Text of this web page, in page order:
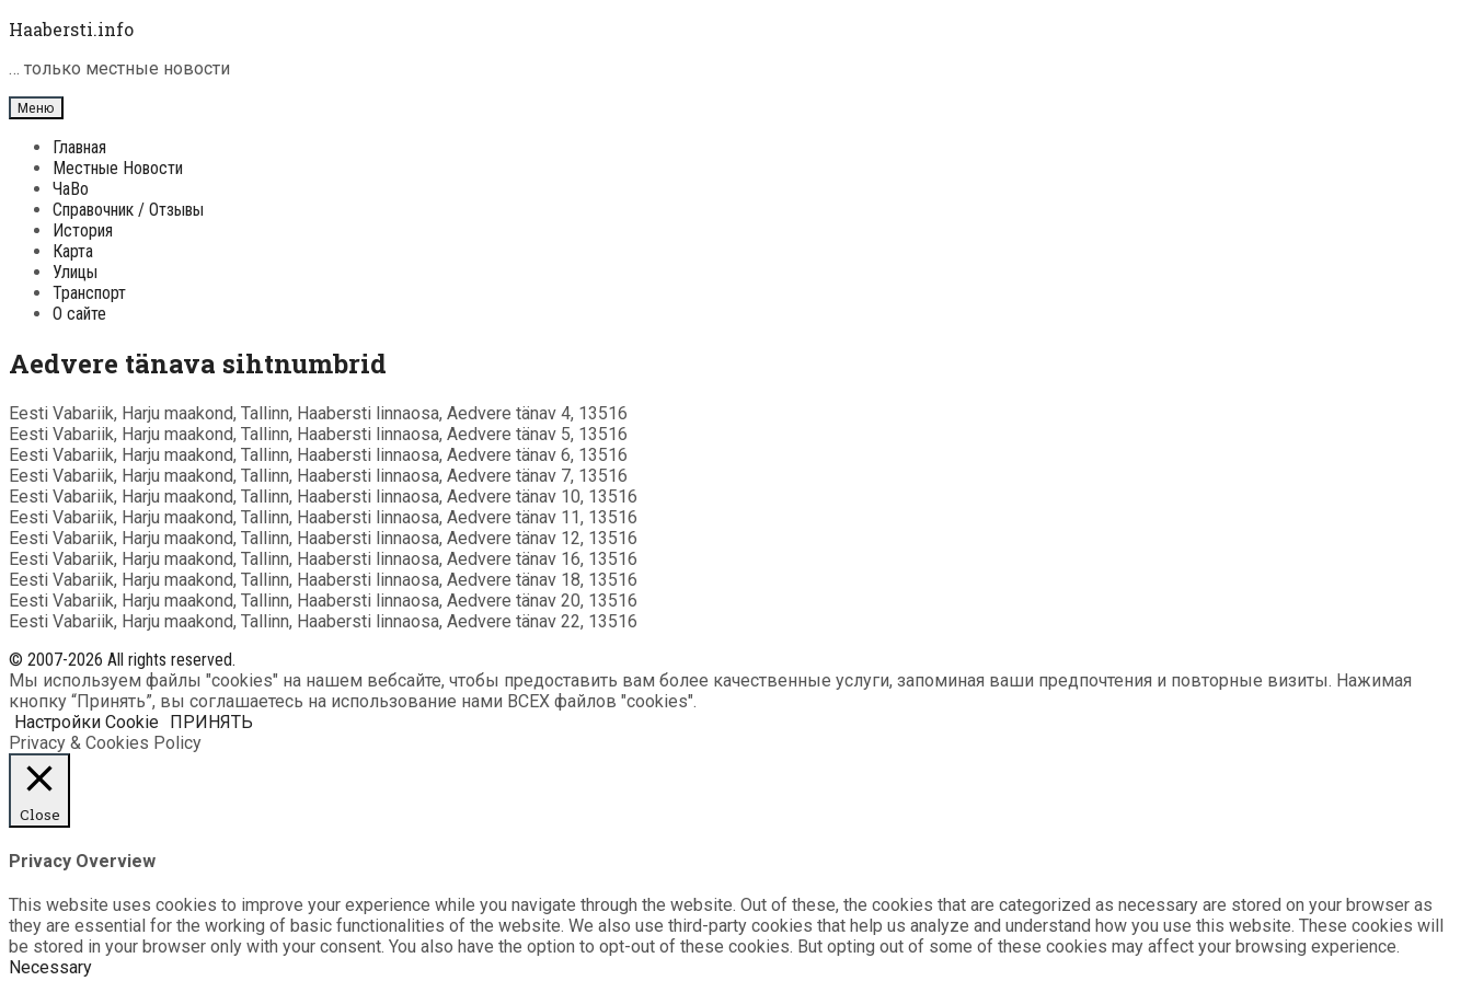
Перейти
содержимому
Haabersti.info
… только местные новости
Меню
Главная
Местные Новости
ЧаВо
Справочник / Отзывы
История
Карта
Улицы
Транспорт
О сайте
Aedvere tänava sihtnumbrid
Eesti Vabariik, Harju maakond, Tallinn, Haabersti linnaosa, Aedvere tänav 4, 13516
Eesti Vabariik, Harju maakond, Tallinn, Haabersti linnaosa, Aedvere tänav 5, 13516
Eesti Vabariik, Harju maakond, Tallinn, Haabersti linnaosa, Aedvere tänav 6, 13516
Eesti Vabariik, Harju maakond, Tallinn, Haabersti linnaosa, Aedvere tänav 7, 13516
Eesti Vabariik, Harju maakond, Tallinn, Haabersti linnaosa, Aedvere tänav 10, 13516
Eesti Vabariik, Harju maakond, Tallinn, Haabersti linnaosa, Aedvere tänav 11, 13516
Eesti Vabariik, Harju maakond, Tallinn, Haabersti linnaosa, Aedvere tänav 12, 13516
Eesti Vabariik, Harju maakond, Tallinn, Haabersti linnaosa, Aedvere tänav 16, 13516
Eesti Vabariik, Harju maakond, Tallinn, Haabersti linnaosa, Aedvere tänav 18, 13516
Eesti Vabariik, Harju maakond, Tallinn, Haabersti linnaosa, Aedvere tänav 20, 13516
Eesti Vabariik, Harju maakond, Tallinn, Haabersti linnaosa, Aedvere tänav 22, 13516
© 2007-2026 All rights reserved.
Мы используем файлы "cookies" на нашем вебсайте, чтобы предоставить вам более качественные услуги, запоминая ваши предпочтения и повторные визиты. Нажимая
кнопку “Принять”, вы соглашаетесь на использование нами ВСЕХ файлов "cookies".
Настройки Cookie ПРИНЯТЬ
Privacy & Cookies Policy
Close
Privacy Overview
This website uses cookies to improve your experience while you navigate through the website. Out of these, the cookies that are categorized as necessary are stored on your browser as
they are essential for the working of basic functionalities of the website. We also use third-party cookies that help us analyze and understand how you use this website. These cookies will
be stored in your browser only with your consent. You also have the option to opt-out of these cookies. But opting out of some of these cookies may affect your browsing experience.
Necessary